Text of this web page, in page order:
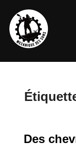
contenu
Des